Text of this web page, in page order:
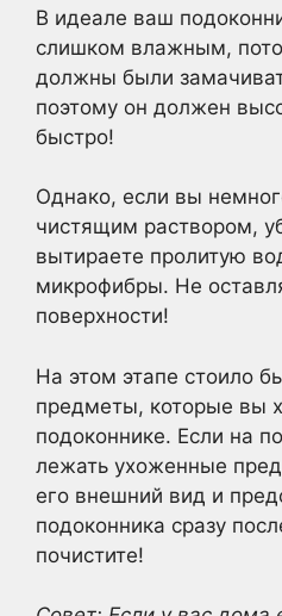
В идеале ваш
слишком влажным,
должны были
поэтому он должен
быстро!
Однако, если вы
чистящим раствором,
вытираете пролитую
микрофибры. Не
поверхности!
На этом этапе стоило
предметы, которые вы
подоконнике. Если на
лежать ухоженные
его внешний вид и
подоконника сразу
почистите!